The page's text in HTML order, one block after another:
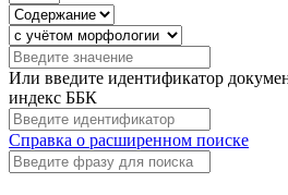
Или введите идентификатор
индекс ББК
Справка о расширенном поиске